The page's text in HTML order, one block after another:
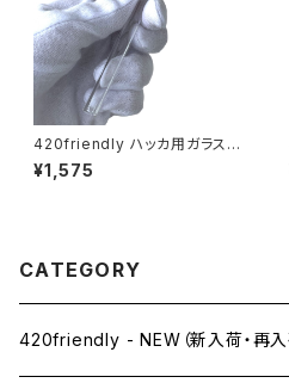
420friendly ハッカ用ガラスパ
イプ 10cm (ヘッド2cm)
¥1,575
CATEGORY
420friendly - NEW（新入荷・再入